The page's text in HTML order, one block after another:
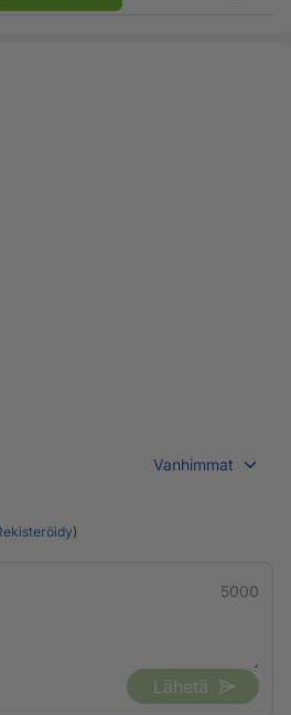
Vanhimmat
)
5000
Lähetä